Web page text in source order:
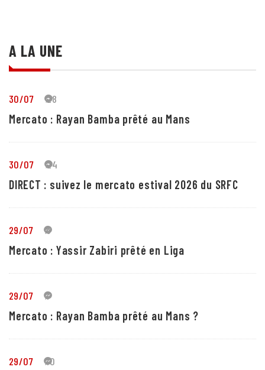
A LA UNE
30/07 28
Mercato : Rayan Bamba prêté au Mans
30/07 24
DIRECT : suivez le mercato estival 2026 du SRFC
29/07 5
Mercato : Yassir Zabiri prêté en Liga
29/07 1
Mercato : Rayan Bamba prêté au Mans ?
29/07 10